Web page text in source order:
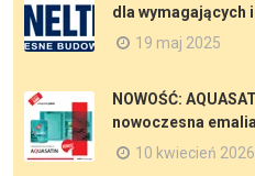
dla wymagających
19 maj 2025
NOWOŚĆ:
nowoczesna
10 kwiecień 2026